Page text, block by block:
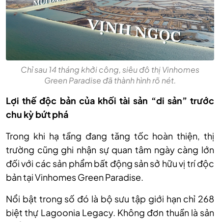
Chỉ sau 14 tháng khởi công, siêu đô thị Vinhomes
Green Paradise đã thành hình rõ nét.
Lợi thế độc bản của khối tài sản “di sản” trước
chu kỳ bứt phá
Trong khi hạ tầng đang tăng tốc hoàn thiện, thị
trường cũng ghi nhận sự quan tâm ngày càng lớn
đối với các sản phẩm bất động sản sở hữu vị trí độc
bản tại Vinhomes Green Paradise.
Nổi bật trong số đó là bộ sưu tập giới hạn chỉ 268
biệt thự Lagoonia Legacy. Không đơn thuần là sản